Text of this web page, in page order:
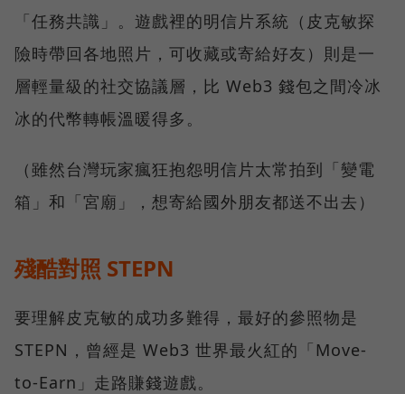
「任務共識」。遊戲裡的明信片系統（皮克敏探
險時帶回各地照片，可收藏或寄給好友）則是一
層輕量級的社交協議層，比 Web3 錢包之間冷冰
冰的代幣轉帳溫暖得多。
（雖然台灣玩家瘋狂抱怨明信片太常拍到「變電
箱」和「宮廟」，想寄給國外朋友都送不出去）
殘酷對照 STEPN
要理解皮克敏的成功多難得，最好的參照物是
STEPN，曾經是 Web3 世界最火紅的「Move-
to-Earn」走路賺錢遊戲。